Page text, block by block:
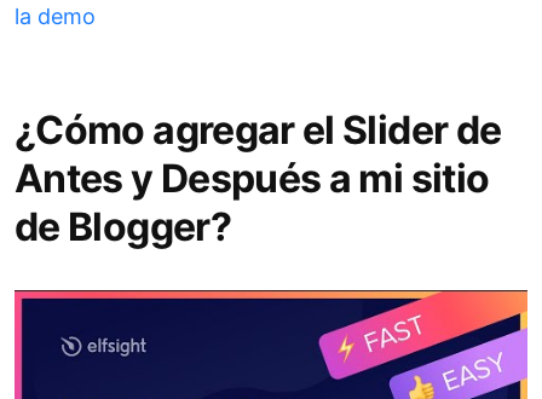
la demo
¿Cómo agregar el Slider de
Antes y Después a mi sitio
de Blogger?